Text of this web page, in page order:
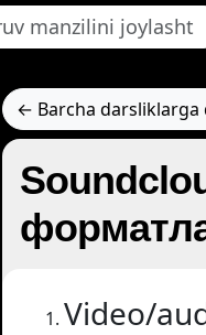
← Barcha darsliklarga
Video/